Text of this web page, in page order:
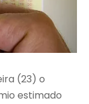
(23) o
estimado